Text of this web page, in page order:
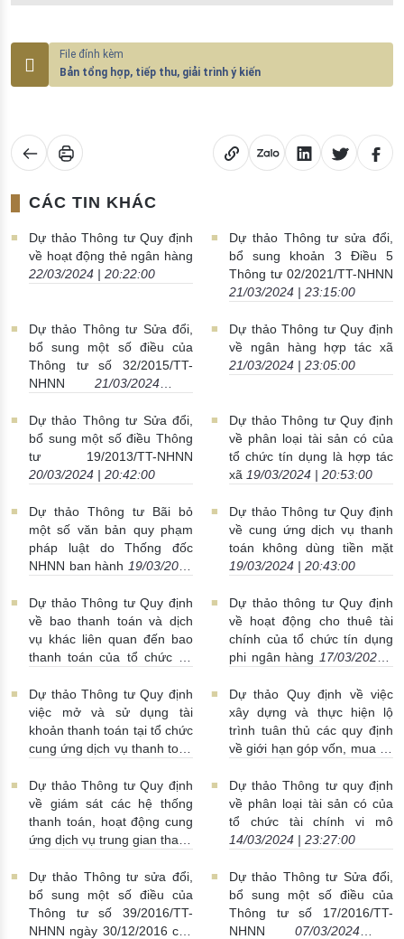
Bản tổng hợp, tiếp thu, giải trình ý kiến
CÁC TIN KHÁC
Dự thảo Thông tư Quy định
về hoạt động thẻ ngân hàng
22/03/2024 | 20:22:00
Dự thảo Thông tư sửa đổi,
bổ sung khoản 3 Điều 5
Thông tư 02/2021/TT-NHNN
21/03/2024 | 23:15:00
Dự thảo Thông tư Sửa đổi,
bổ sung một số điều của
Thông tư số 32/2015/TT-
NHNN
21/03/2024 |
Dự thảo Thông tư Quy định
về ngân hàng hợp tác xã
21/03/2024 | 23:05:00
Dự thảo Thông tư Sửa đổi,
bổ sung một số điều Thông
tư 19/2013/TT-NHNN
20/03/2024 | 20:42:00
Dự thảo Thông tư Quy định
về phân loại tài sản có của
tổ chức tín dụng là hợp tác
xã 19/03/2024 | 20:53:00
Dự thảo Thông tư Bãi bỏ
một số văn bản quy phạm
pháp luật do Thống đốc
NHNN ban hành 19/03/2024
Dự thảo Thông tư Quy định
về cung ứng dịch vụ thanh
toán không dùng tiền mặt
19/03/2024 | 20:43:00
Dự thảo Thông tư Quy định
về bao thanh toán và dịch
vụ khác liên quan đến bao
thanh toán của tổ chức tín
nước ngoài
17/03/2024 |
05:16:00
Dự thảo thông tư Quy định
về hoạt động cho thuê tài
chính của tổ chức tín dụng
phi ngân hàng 17/03/2024 |
Dự thảo Thông tư Quy định
việc mở và sử dụng tài
khoản thanh toán tại tổ chức
cung ứng dịch vụ thanh toán
Dự thảo Quy định về việc
xây dựng và thực hiện lộ
trình tuân thủ các quy định
về giới hạn góp vốn, mua cổ
của TCTD
14/03/2024 |
23:38:00
Dự thảo Thông tư Quy định
về giám sát các hệ thống
thanh toán, hoạt động cung
ứng dịch vụ trung gian thanh
Dự thảo Thông tư quy định
về phân loại tài sản có của
tổ chức tài chính vi mô
14/03/2024 | 23:27:00
Dự thảo Thông tư sửa đổi,
bổ sung một số điều của
Thông tư số 39/2016/TT-
NHNN ngày 30/12/2016 của
Dự thảo Thông tư Sửa đổi,
bổ sung một số điều của
Thông tư số 17/2016/TT-
NHNN
07/03/2024 |